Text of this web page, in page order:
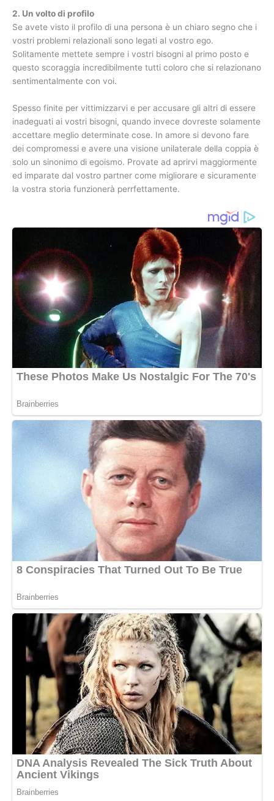
2. Un volto di profilo
Se avete visto il profilo di una persona è un chiaro segno che i
vostri problemi relazionali sono legati al vostro ego.
Solitamente mettete sempre i vostri bisogni al primo posto e
questo scoraggia incredibilmente tutti coloro che si relazionano
sentimentalmente con voi.
Spesso finite per vittimizzarvi e per accusare gli altri di essere
inadeguati ai vostri bisogni, quando invece dovreste solamente
accettare meglio determinate cose. In amore si devono fare
dei compromessi e avere una visione unilaterale della coppia è
solo un sinonimo di egoismo. Provate ad aprirvi maggiormente
ed imparate dal vostro partner come migliorare e sicuramente
la vostra storia funzionerà perrfettamente.